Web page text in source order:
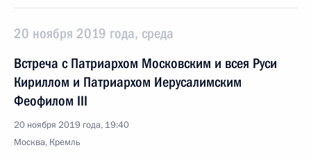
20 ноября 2019 года, среда
Встреча с Патриархом Московским и всея Руси
Кириллом и Патриархом Иерусалимским
Феофилом III
20 ноября 2019 года, 19:40
Москва, Кремль